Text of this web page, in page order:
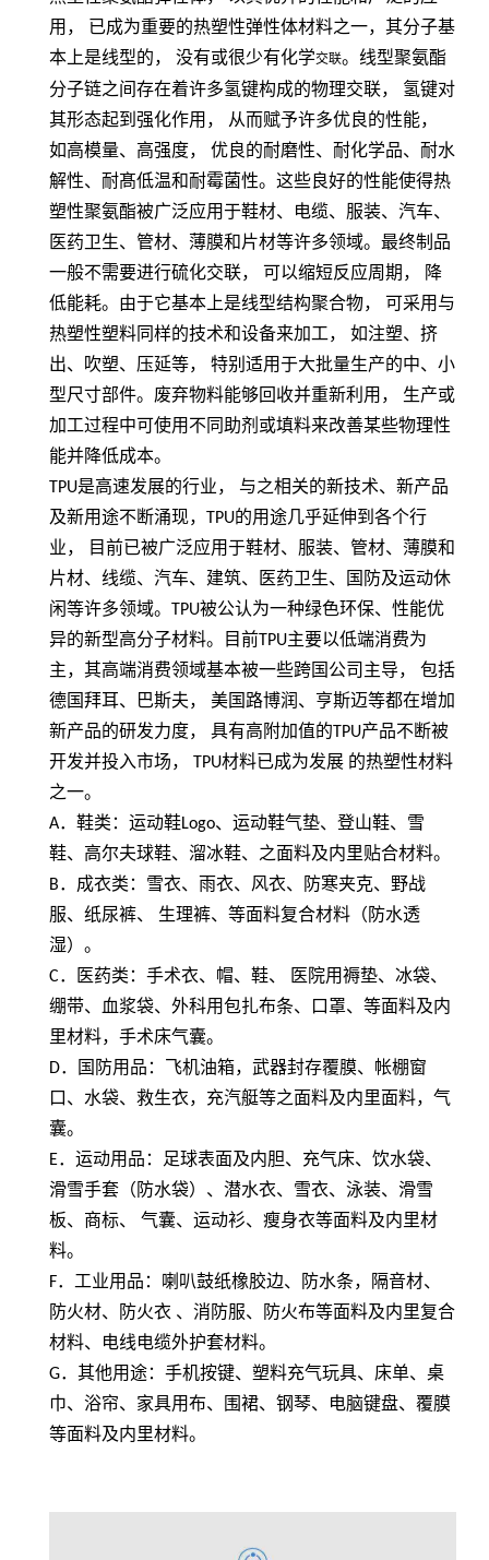
用，
已成为重要的热塑性弹性体材料之一，其分子基
本上是线型的，
没有或很少有化学交联。线型聚氨酯
分子链之间存在着许多氢键构成的物理交联，
氢键对
其形态起到强化作用，
从而赋予许多优良的性能，
如高模量、高强度，
优良的耐磨性、耐化学品、耐水
解性、耐髙低温和耐霉菌性。这些良好的性能使得热
塑性聚氨酯被广泛应用于鞋材、电缆、服装、汽车、
医药卫生、管材、薄膜和片材等许多领域。最终制品
一般不需要进行硫化交联，
可以缩短反应周期，
降
低能耗。由于它基本上是线型结构聚合物，
可采用与
热塑性塑料同样的技术和设备来加工，
如注塑、挤
出、吹塑、压延等，
特别适用于大批量生产的中、小
型尺寸部件。废弃物料能够回收并重新利用，
生产或
加工过程中可使用不同助剂或填料来改善某些物理性
能并降低成本。
TPU是高速发展的行业， 与之相关的新技术、新产品
及新用途不断涌现， TPU的用途几乎延伸到各个行
业， 目前已被广泛应用于鞋材、服装、管材、薄膜和
片材、线缆、汽车、建筑、医药卫生、国防及运动休
闲等许多领域。 TPU被公认为一种绿色环保、性能优
异的新型高分子材料。目前TPU主要以低端消费为
主，其高端消费领域基本被一些跨国公司主导， 包括
德国拜耳、巴斯夫， 美国路博润、亨斯迈等都在增加
新产品的研发力度， 具有高附加值的TPU产品不断被
开发并投入市场， TPU材料已成为发展 的热塑性材料
之一。
A．鞋类：运动鞋Logo、运动鞋气垫、登山鞋、雪
鞋、高尔夫球鞋、溜冰鞋、之面料及内里贴合材料。
B．成衣类：雪衣、雨衣、风衣、防寒夹克、野战
服、纸尿裤、 生理裤、等面料复合材料（防水透
湿）。
C．医药类：手术衣、帽、鞋、 医院用褥垫、冰袋、
绷带、血浆袋、外科用包扎布条、口罩、等面料及内
里材料，手术床气囊。
D．国防用品：飞机油箱，武器封存覆膜、帐棚窗
口、水袋、救生衣，充汽艇等之面料及内里面料，气
囊。
E．运动用品：足球表面及内胆、充气床、饮水袋、
滑雪手套（防水袋）、潜水衣、雪衣、泳装、滑雪
板、商标、 气囊、运动衫、瘦身衣等面料及内里材
料。
F．工业用品：喇叭鼓纸橡胶边、防水条，隔音材、
防火材、防火衣 、消防服、防火布等面料及内里复合
材料、电线电缆外护套材料。
G．其他用途：手机按键、塑料充气玩具、床单、桌
巾、浴帘、家具用布、围裙、钢琴、电脑键盘、覆膜
等面料及内里材料。